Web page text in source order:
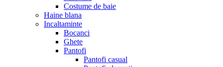
Costume de baie
Haine blana
Incaltaminte
Bocanci
Ghete
Pantofi
Pantofi casual